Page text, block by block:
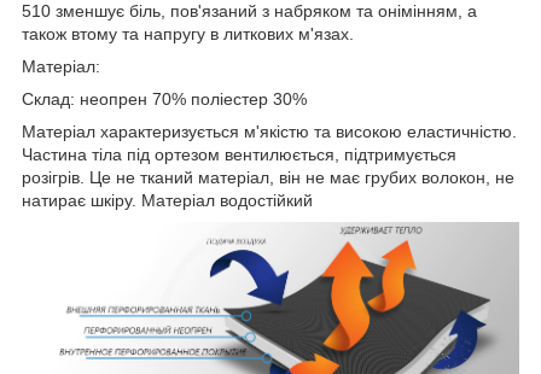
510 зменшує біль, пов'язаний з набряком та онімінням, а
також втому та напругу в литкових м'язах.
Матеріал:
Склад: неопрен 70% поліестер 30%
Матеріал характеризується м'якістю та високою еластичністю.
Частина тіла під ортезом вентилюється, підтримується
розігрів. Це не тканий матеріал, він не має грубих волокон, не
натирає шкіру. Матеріал водостійкий